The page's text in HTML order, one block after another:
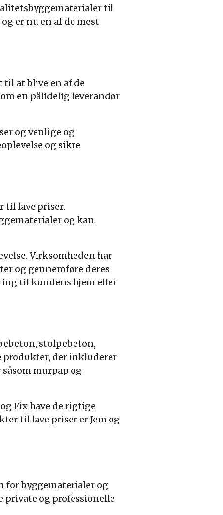
til
er nu en af de mest
at blive en af de
en pålidelig leverandør
og venlige og
og sikre
til lave priser.
og kan
Virksomheden har
og gennemføre deres
til kundens hjem eller
stolpebeton,
produkter, der inkluderer
murpap og
Fix have de rigtige
til lave priser er Jem og
for byggematerialer og
og professionelle